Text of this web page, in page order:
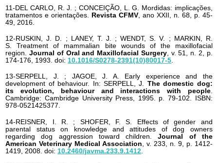
11-DEL CARLO, R. J. ; CONCEIÇÃO, L. G. Mordidas: implicações,
tratamentos e orientações. Revista CFMV , ano XXII, n. 68, p. 45-
49, 2016.
12-RUSKIN, J. D. ; LANEY, T. J. ; WENDT, S. V. ; MARKIN, R.
S. Treatment of mammalian bite wounds of the maxillofacial
region.
Journal of Oral and Maxillofacial Surgery, v. 51, n. 2, p.
174-176, 1993. doi: 10.1016/S0278-2391(10)80017-5
13-SERPELL, J. ; JAGOE, J. A. Early experience and the
development of behaviour. In: SERPELL, J. The domestic dog:
its evolution, behaviour and interactions with people.
Cambridge: Cambridge University Press, 1995. p. 79-102. ISBN:
978-0521425377.
14-REISNER, I. R. ; SHOFER, F. S. Effects of gender and
parental status on knowledge and attitudes of dog owners
regarding dog aggression toward children.Journal of the
American Veterinary Medical Association , v. 233, n. 9, p. 1412-
1419, 2008. doi: 10.2460/javma.233.9.1412